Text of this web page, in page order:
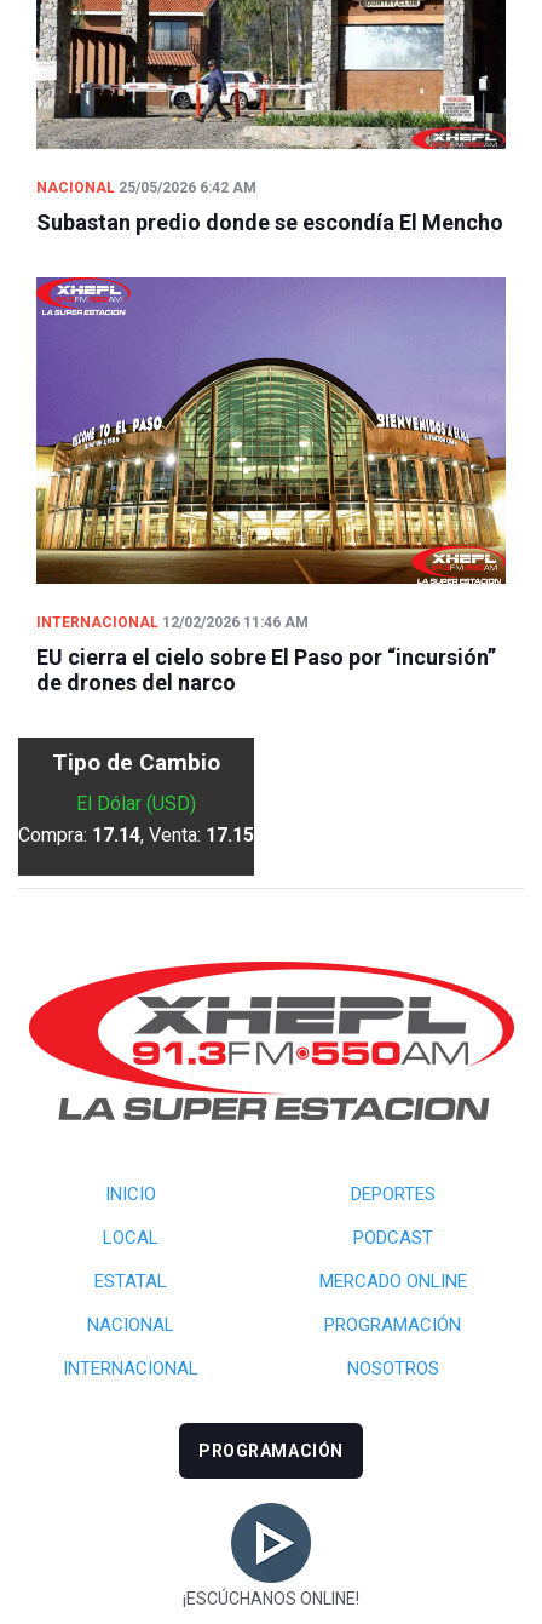
NACIONAL 25/05/2026 6:42 AM
Subastan predio donde se escondía El Mencho
INTERNACIONAL 12/02/2026 11:46 AM
EU cierra el cielo sobre El Paso por “incursión”
de drones del narco
Tipo de Cambio
El Dólar (USD)
Compra: 17.14, Venta: 17.15
INICIO
DEPORTES
LOCAL
PODCAST
ESTATAL
MERCADO ONLINE
NACIONAL
PROGRAMACIÓN
INTERNACIONAL
NOSOTROS
PROGRAMACIÓN
¡ESCÚCHANOS ONLINE!